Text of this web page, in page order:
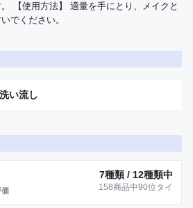
【使用方法】 適量を手にとり、メイクと
でください。
洗い流し
価
7種類 / 12種類中
158商品中90位タイ